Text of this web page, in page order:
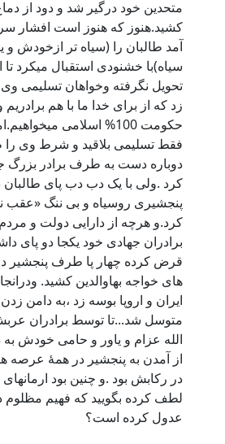
متحدین خود درگیر شد و دود از
کشید.هنوز که هنوز است افشار
آمد طالبان را (سیاه تر ازخودش و
سیاه)با خشنودی استقبال میکرد تا
تحویل نگرفته وخواهان تسلیمی
زد که از برای خدا ما با هم
حکومت 100% اسلامی
فقط تسلیمی بلاقید و شرط وی را
دوباره دست به طرف برادر بزرگ
کرد .ولی با یک دب دب پای طالبان
پنجشیری روسیاه و بی ننگ «عقب
کرد.و هرچه از دارایی دولت و
برادران جهادی خود یکجا دو پای
قرض کرده چهار پا طرف پنجشیر
های خواجه بهاوالدین کشید.
ایران و اروپا بوسه زد ،به دامن
متوسل شد...تا توسط برادران
الله عزام و یاور و حامی خودش به
از آمدن به پنجشیر در همۀ عرصه
در رکابش بود .و چنین بود
لطف کرده بگویید که فهیم مظلوم
عدول کرده است؟